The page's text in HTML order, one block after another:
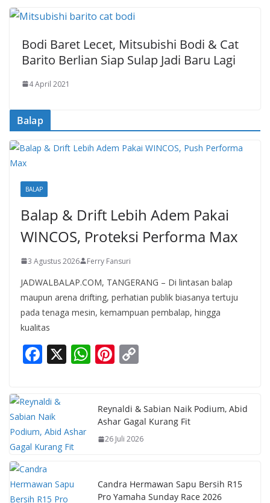
Bodi Baret Lecet, Mitsubishi Bodi & Cat
Barito Berlian Siap Sulap Jadi Baru Lagi
4 April 2021
Balap
BALAP
Balap & Drift Lebih Adem Pakai
WINCOS, Proteksi Performa Max
3 Agustus 2026 Ferry Fansuri
JADWALBALAP.COM, TANGERANG – Di lintasan balap
maupun arena drifting, perhatian publik biasanya tertuju
pada tenaga mesin, kemampuan pembalap, hingga
kualitas
F
e
b
o
o
k
X W
s
A
p
Pi
e
st
y
Li
n
Reynaldi & Sabian Naik Podium, Abid
Ashar Gagal Kurang Fit
26 Juli 2026
Candra Hermawan Sapu Bersih R15
Pro Yamaha Sunday Race 2026